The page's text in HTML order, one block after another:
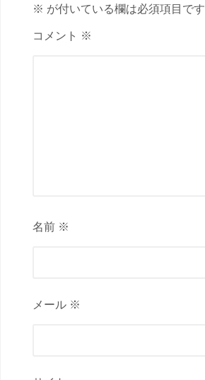
※ が付いている欄は必須項目です
コメント ※
名前 ※
メール ※